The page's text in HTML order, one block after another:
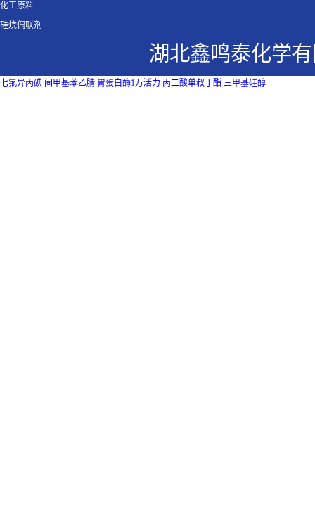
化工原料
硅烷偶联剂
湖北鑫鸣泰化学
七氟异丙碘 间甲基苯乙腈 胃蛋白酶1万活力 丙二酸单叔丁酯 三甲基硅醇